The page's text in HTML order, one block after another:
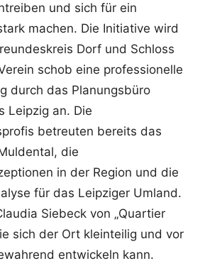
und sich für ein
machen. Die Initiative wird
Dorf und Schloss
schob eine professionelle
durch das Planungsbüro
Leipzig an. Die
betreuten bereits das
die
in der Region und die
für das Leipziger Umland.
Siebeck von „Quartier
sich der Ort kleinteilig und vor
entwickeln kann.